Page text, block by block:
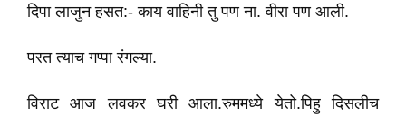
दिपा लाजुन हसत:- काय वाहिनी तु पण ना. वीरा पण आली.
परत त्याच गप्पा रंगल्या.
विराट आज लवकर घरी आला.रुममध्ये येतो.पिहु दिसलीच